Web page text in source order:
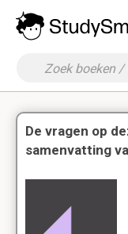
De vragen op
samenvatting